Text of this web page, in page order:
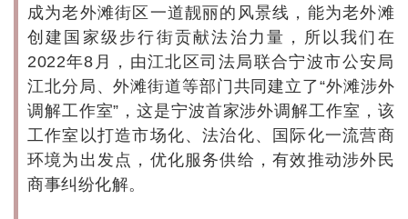
成为老外滩街区一道靓丽的风景线，能为老外滩
创建国家级步行街贡献法治力量，所以我们在
2022年8月，由江北区司法局联合宁波市公安局
江北分局、外滩街道等部门共同建立了“外滩涉外
调解工作室”，这是宁波首家涉外调解工作室，该
工作室以打造市场化、法治化、国际化一流营商
环境为出发点，优化服务供给，有效推动涉外民
商事纠纷化解。